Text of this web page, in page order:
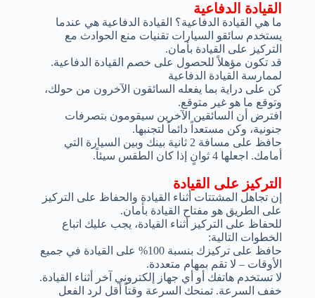
التركيز على القيادة
إن تجاهل المشتتات أثناء القيادة والحفاظ على التركيز
على الطريق هو مفتاح القيادة بأمان.
للحفاظ على التركيز أثناء القيادة، يجب عليك اتباع
الخطوات التالية:
حافظ على تركيزك بنسبة 100% على القيادة في جميع
الأوقات – لا تقم بمهام متعددة.
لا تستخدم هاتفك أو أي جهاز إلكتروني آخر أثناء القيادة.
خفف السرعة. تمنحك السرعة وقتاً أقل لرد الفعل
القيادة الدفاعية
ما هي القيادة الدفاعية؟ القيادة الدفاعية هي عندما
يستخدم سائقو السيارات تقنيات منع الحوادث مع
التركيز على القيادة بأمان.
قد تكون مؤهلاً للحصول على خصم القيادة الدفاعية.
لممارسة القيادة الدفاعية
كن على دراية بما يفعله السائقون الآخرون من حولك،
وتوقع ما هو غير متوقع.
افترض أن السائقين الآخرين سيقومون بتصرفات
جنونية، وكن مستعداً دائماً لتجنبها.
حافظ على مسافة 2 ثانية بينك وبين السيارة التي
أمامك. اجعلها 4 ثوانٍ إذا كان الطقس سيئاً.